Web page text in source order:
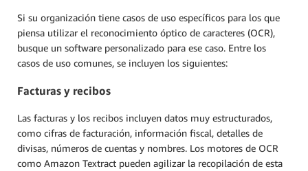
Si su organización tiene casos de uso específicos para los que
piensa utilizar el reconocimiento óptico de caracteres (OCR),
busque un software personalizado para ese caso. Entre los
casos de uso comunes, se incluyen los siguientes:
Facturas y recibos
Las facturas y los recibos incluyen datos muy estructurados,
como cifras de facturación, información fiscal, detalles de
divisas, números de cuentas y nombres. Los motores de OCR
como Amazon Textract pueden agilizar la recopilación de esta